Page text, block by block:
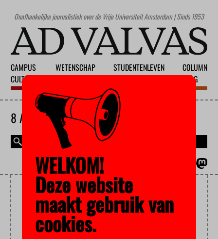
Onafhankelijke journalistiek over de Vrije Universiteit Amsterdam | Sinds 1953
CAMPUS
CULTUUR
WETENSCHAP
STUDENTENLEVEN
COLUMN
BLOG
8 AUGUSTUS 2026
STUDIEREIS
WELKOM!
Deze website
maakt gebruik van
cookies.